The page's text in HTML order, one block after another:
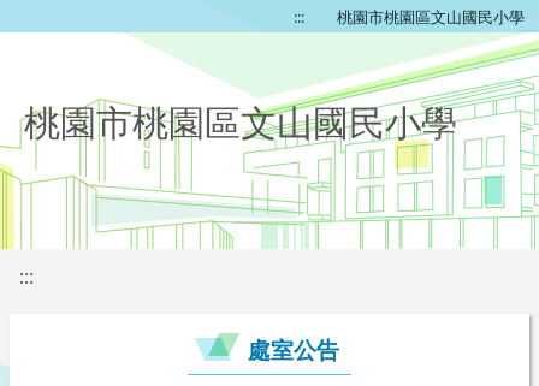
::: 桃園市桃園區文山國民小學
桃園市桃園區文山國民小學
:::
處室公告